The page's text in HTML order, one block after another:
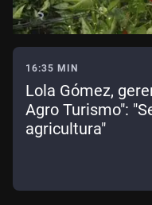
16:35 MIN
Lola Gómez,
Agro Turismo":
agricultura"